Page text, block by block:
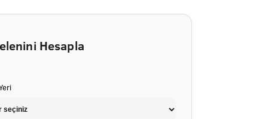
Hesapla